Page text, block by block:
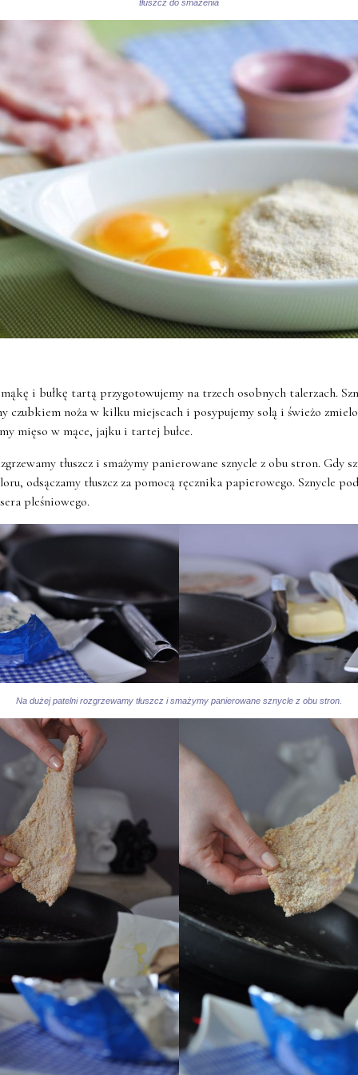
tłuszcz do smażenia
i bułkę tartą przygotowujemy na trzech osobnych talerzach.
czubkiem noża w kilku miejscach i posypujemy solą i świeżo
mięso w mące, jajku i tartej bułce.
tłuszcz i smażymy panierowane sznycle z obu stron. Gdy
odsączamy tłuszcz za pomocą ręcznika papierowego. Sznycle
pleśniowego.
Na dużej patelni rozgrzewamy tłuszcz i smażymy panierowane sznycle z obu stron.